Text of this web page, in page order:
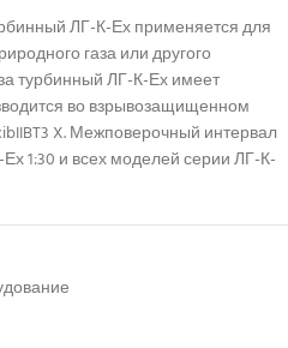
ЛГ-К-Ех применяется для
газа или другого
турбинный ЛГ-К-Ех имеет
во взрывозащищенном
X. Межповерочный интервал
Ех 1:30 и всех моделей серии ЛГ-К-